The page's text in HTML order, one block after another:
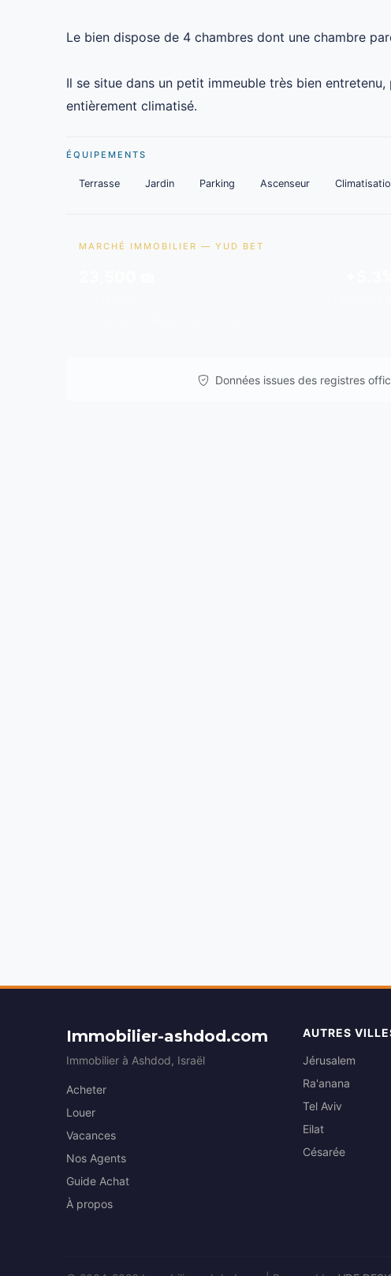
Le bien dispose de 4 chambres dont une chambre
Il se situe dans un petit immeuble très bien
entièrement climatisé.
ÉQUIPEMENTS
Terrasse Jardin Parking Ascenseur
MARCHÉ IMMOBILIER — YUD BET
Données issues des registres
Immobilier-ashdod.com
Immobilier à Ashdod, Israël
Acheter
Louer
Vacances
Nos Agents
Guide Achat
À propos
AUTRES
Jérusalem
Ra'anana
Tel Aviv
Eilat
Césarée